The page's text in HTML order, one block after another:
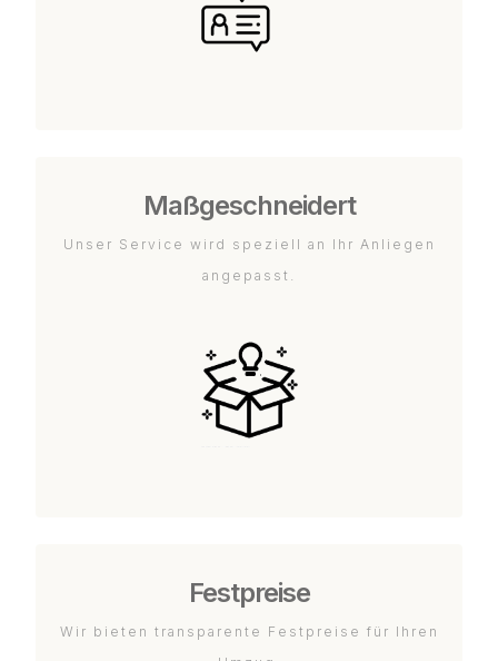
Maßgeschneidert
Unser Service wird speziell an Ihr Anliegen
angepasst.
Festpreise
Wir bieten transparente Festpreise für Ihren